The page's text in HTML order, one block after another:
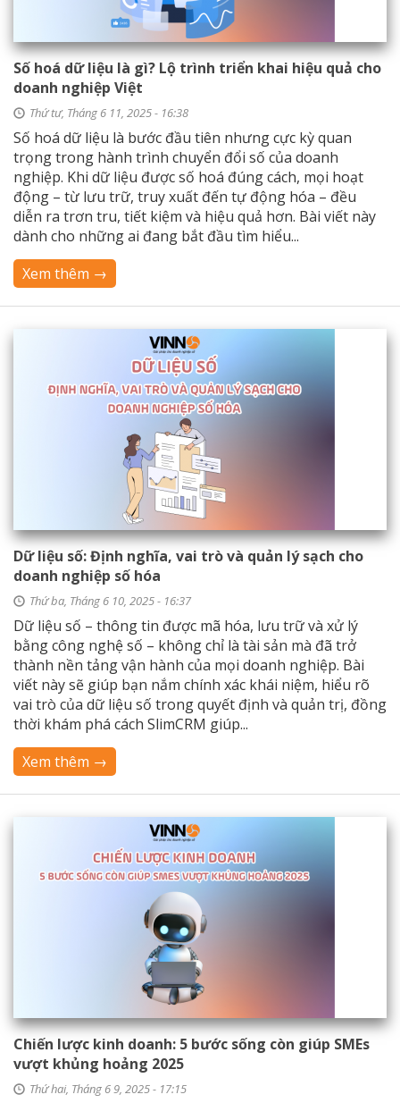
Số hoá dữ liệu là gì? Lộ trình triển khai hiệu quả cho
doanh nghiệp Việt
Thứ tư, Tháng 6 11, 2025 - 16:38
Số hoá dữ liệu là bước đầu tiên nhưng cực kỳ quan
trọng trong hành trình chuyển đổi số của doanh
nghiệp. Khi dữ liệu được số hoá đúng cách, mọi hoạt
động – từ lưu trữ, truy xuất đến tự động hóa – đều
diễn ra trơn tru, tiết kiệm và hiệu quả hơn. Bài viết này
dành cho những ai đang bắt đầu tìm hiểu...
Xem thêm →
Dữ liệu số: Định nghĩa, vai trò và quản lý sạch cho
doanh nghiệp số hóa
Thứ ba, Tháng 6 10, 2025 - 16:37
Dữ liệu số – thông tin được mã hóa, lưu trữ và xử lý
bằng công nghệ số – không chỉ là tài sản mà đã trở
thành nền tảng vận hành của mọi doanh nghiệp. Bài
viết này sẽ giúp bạn nắm chính xác khái niệm, hiểu rõ
vai trò của dữ liệu số trong quyết định và quản trị, đồng
thời khám phá cách SlimCRM giúp...
Xem thêm →
Chiến lược kinh doanh: 5 bước sống còn giúp SMEs
vượt khủng hoảng 2025
Thứ hai, Tháng 6 9, 2025 - 17:15